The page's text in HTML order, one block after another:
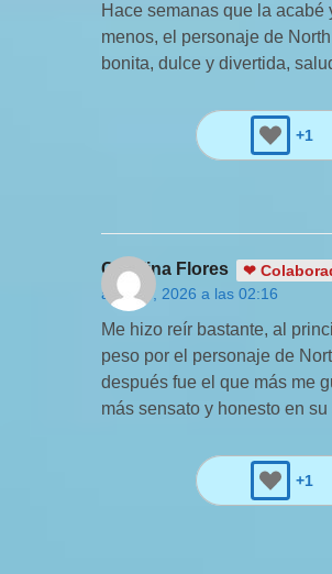
Hace semanas que la acabé
menos, el personaje de
bonita, dulce y divertida,
+1
Carolina Flores
❤
abril 27, 2026 a las 02:16
Me hizo reír bastante, al
peso por el personaje de
después fue el que más me
más sensato y honesto en su
+1